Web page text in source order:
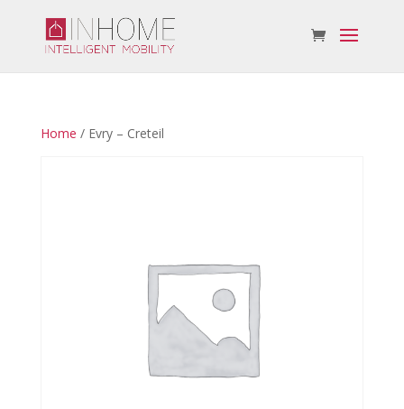
Home / Evry – Creteil